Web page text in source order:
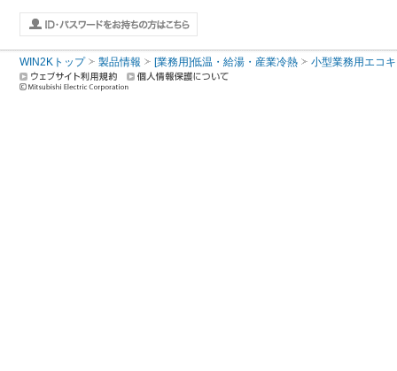
WIN2Kトップ 製品情報 [業務用]低温・給湯・産業冷熱 小型業務用エコ